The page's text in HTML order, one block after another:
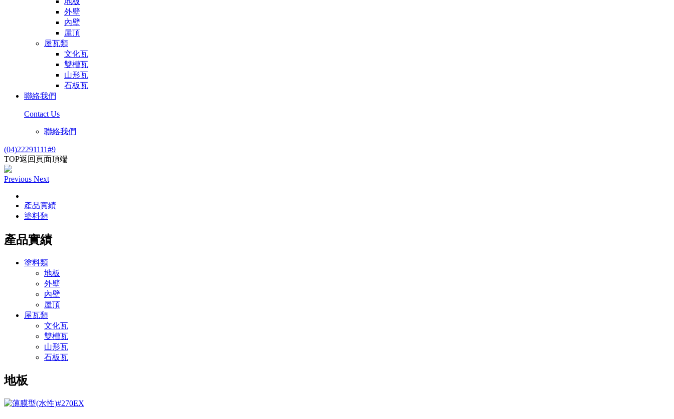
外壁
內壁
屋頂
屋瓦類
文化瓦
雙槽瓦
山形瓦
石板瓦
聯絡我們
Contact Us
聯絡我們
(04)22291111#9
TOP返回頁面頂端
Previous Next
產品實績
塗料類
產品實績
塗料類
地板
外壁
內壁
屋頂
屋瓦類
文化瓦
雙槽瓦
山形瓦
石板瓦
地板